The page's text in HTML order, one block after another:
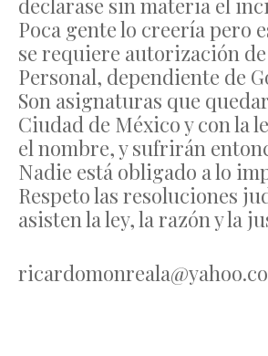
declarase sin materia el
Poca gente lo creería pero
se requiere autorización
Personal, dependiente de
Son asignaturas que
Ciudad de México y con la
el nombre, y sufrirán
Nadie está obligado a lo
Respeto las resoluciones
asisten la ley, la razón y la